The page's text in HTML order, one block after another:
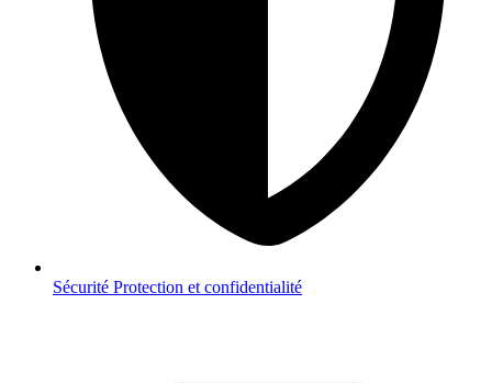
Sécurité Protection et confidentialité